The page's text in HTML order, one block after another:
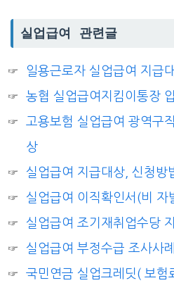
실업급여 관련글
일용근로자 실업급여 지급
농협 실업급여지킴이통장
고용보험 실업급여 광역구
상
실업급여 지급대상, 신청방
실업급여 이직확인서(비 자
실업급여 조기재취업수당
실업급여 부정수급 조사사
국민연금 실업크레딧( 보